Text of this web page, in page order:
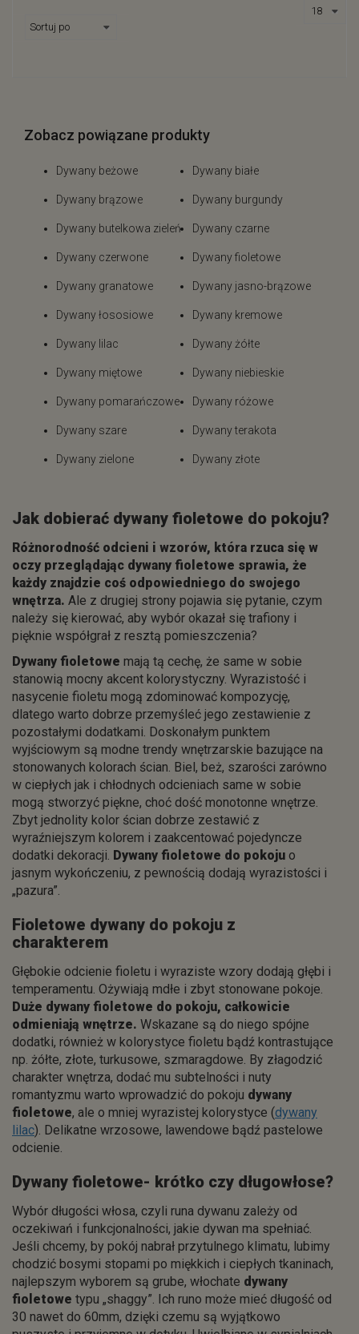
Zobacz powiązane produkty
Dywany beżowe Dywany białe
Dywany brązowe Dywany burgundy
Dywany butelkowa zieleń Dywany czarne
Dywany czerwone Dywany fioletowe
Dywany granatowe Dywany jasno-brązowe
Dywany łososiowe Dywany kremowe
Dywany lilac Dywany żółte
Dywany miętowe Dywany niebieskie
Dywany pomarańczowe Dywany różowe
Dywany szare Dywany terakota
Dywany zielone Dywany złote
Jak dobierać dywany fioletowe do pokoju?
Różnorodność odcieni i wzorów, która rzuca się w
oczy przeglądając dywany fioletowe sprawia, że
każdy znajdzie coś odpowiedniego do swojego
wnętrza. Ale z drugiej strony pojawia się pytanie, czym
należy się kierować, aby wybór okazał się trafiony i
pięknie współgrał z resztą pomieszczenia?
Dywany fioletowe mają tą cechę, że same w sobie
stanowią mocny akcent kolorystyczny. Wyrazistość i
nasycenie fioletu mogą zdominować kompozycję,
dlatego warto dobrze przemyśleć jego zestawienie z
pozostałymi dodatkami. Doskonałym punktem
wyjściowym są modne trendy wnętrzarskie bazujące na
stonowanych kolorach ścian. Biel, beż, szarości zarówno
w ciepłych jak i chłodnych odcieniach same w sobie
mogą stworzyć piękne, choć dość monotonne wnętrze.
Zbyt jednolity kolor ścian dobrze zestawić z
wyraźniejszym kolorem i zaakcentować pojedyncze
dodatki dekoracji. Dywany fioletowe do pokoju o
jasnym wykończeniu, z pewnością dodają wyrazistości i
„pazura”.
Fioletowe dywany do pokoju z
charakterem
Głębokie odcienie fioletu i wyraziste wzory dodają głębi i
temperamentu. Ożywiają mdłe i zbyt stonowane pokoje.
Duże dywany fioletowe do pokoju, całkowicie
odmieniają wnętrze. Wskazane są do niego spójne
dodatki, również w kolorystyce fioletu bądź kontrastujące
np. żółte, złote, turkusowe, szmaragdowe. By złagodzić
charakter wnętrza, dodać mu subtelności i nuty
romantyzmu warto wprowadzić do pokoju dywany
fioletowe, ale o mniej wyrazistej kolorystyce (dywany
lilac). Delikatne wrzosowe, lawendowe bądź pastelowe
odcienie.
Dywany fioletowe- krótko czy długowłose?
Wybór długości włosa, czyli runa dywanu zależy od
oczekiwań i funkcjonalności, jakie dywan ma spełniać.
Jeśli chcemy, by pokój nabrał przytulnego klimatu, lubimy
chodzić bosymi stopami po miękkich i ciepłych tkaninach,
najlepszym wyborem są grube, włochate dywany
fioletowe typu „shaggy”. Ich runo może mieć długość od
30 nawet do 60mm, dzięki czemu są wyjątkowo